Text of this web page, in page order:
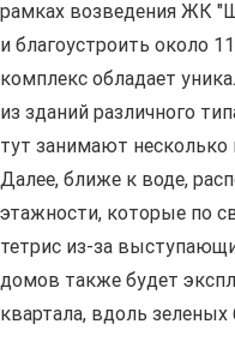
рамках возведения ЖК
и благоустроить около
комплекс обладает
из зданий различного
тут занимают
Далее, ближе к воде,
этажности, которые по
тетрис из-за
домов также будет
квартала, вдоль